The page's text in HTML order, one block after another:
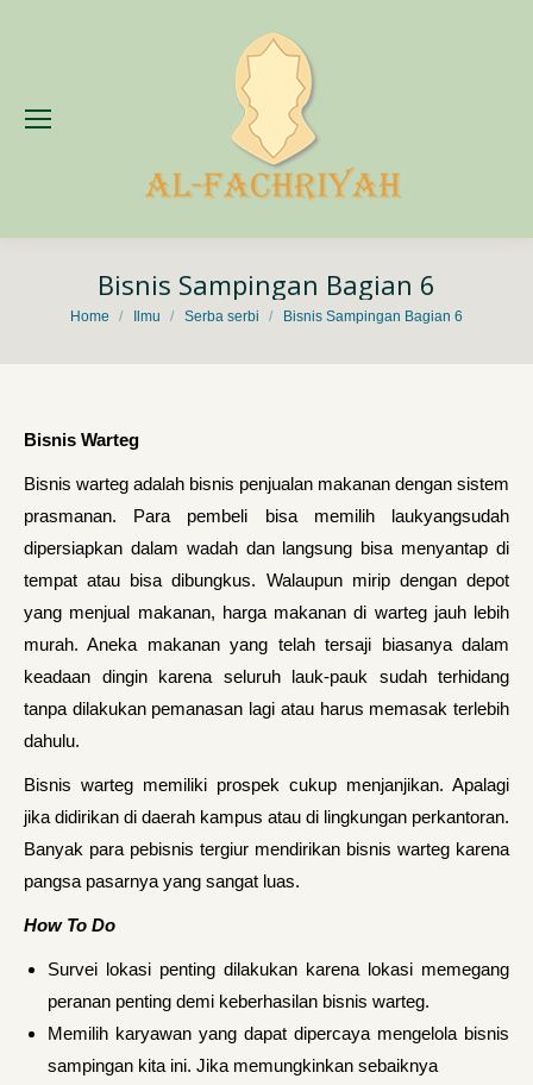
Bisnis Sampingan Bagian 6
You are here:
Home Ilmu Serba serbi Bisnis Sampingan Bagian 6
Bisnis Warteg
Bisnis warteg adalah bisnis penjualan makanan dengan sistem
prasmanan. Para pembeli bisa memilih laukyangsudah
dipersiapkan dalam wadah dan langsung bisa menyantap di
tempat atau bisa dibungkus. Walaupun mirip dengan depot
yang menjual makanan, harga makanan di warteg jauh lebih
murah. Aneka makanan yang telah tersaji biasanya dalam
keadaan dingin karena seluruh lauk-pauk sudah terhidang
tanpa dilakukan pemanasan lagi atau harus memasak terlebih
dahulu.
Bisnis warteg memiliki prospek cukup menjanjikan. Apalagi
jika didirikan di daerah kampus atau di lingkungan perkantoran.
Banyak para pebisnis tergiur mendirikan bisnis warteg karena
pangsa pasarnya yang sangat luas.
How To Do
Survei lokasi penting dilakukan karena lokasi memegang
peranan penting demi keberhasilan bisnis warteg.
Memilih karyawan yang dapat dipercaya mengelola bisnis
sampingan kita ini. Jika memungkinkan sebaiknya